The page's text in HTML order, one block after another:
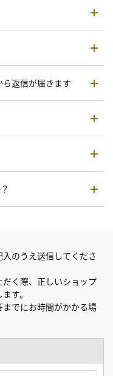
返信が届きます
のうえ送信してくださ
く際、正しいショップ
す。
でにお時間がかかる場